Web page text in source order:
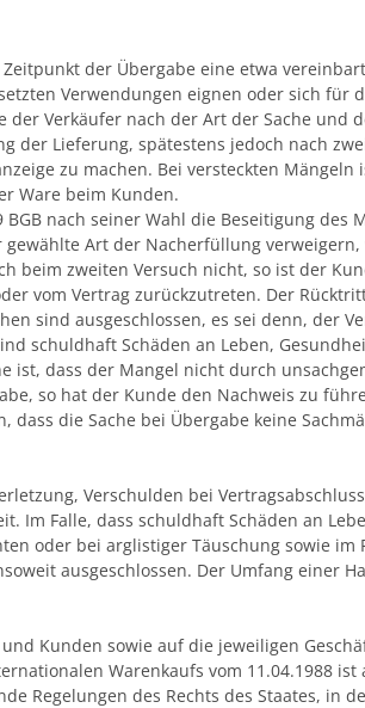
der Übergabe eine etwa
Verwendungen eignen oder sich
Verkäufer nach der Art der Sache und
der Lieferung, spätestens jedoch nach
zu machen. Bei versteckten
Ware beim Kunden.
nach seiner Wahl die Beseitigung
gewählte Art der Nacherfüllung
beim zweiten Versuch nicht, so ist der
vom Vertrag zurückzutreten. Der
sind ausgeschlossen, es sei denn, der
schuldhaft Schäden an Leben,
ist, dass der Mangel nicht durch
so hat der Kunde den Nachweis zu
die Sache bei Übergabe keine
Verschulden bei
Im Falle, dass schuldhaft Schäden an
oder bei arglistiger Täuschung sowie im
ausgeschlossen. Der Umfang einer
Kunden sowie auf die jeweiligen
Warenkaufs vom 11.04.1988 ist
Regelungen des Rechts des Staates,